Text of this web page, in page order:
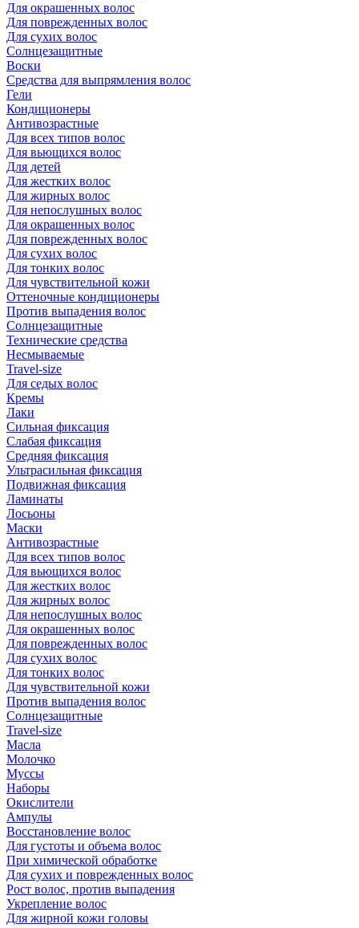
Для окрашенных волос
Для поврежденных волос
Для сухих волос
Солнцезащитные
Воски
Средства для выпрямления волос
Гели
Кондиционеры
Антивозрастные
Для всех типов волос
Для вьющихся волос
Для детей
Для жестких волос
Для жирных волос
Для непослушных волос
Для окрашенных волос
Для поврежденных волос
Для сухих волос
Для тонких волос
Для чувствительной кожи
Оттеночные кондиционеры
Против выпадения волос
Солнцезащитные
Технические средства
Несмываемые
Travel-size
Для седых волос
Кремы
Лаки
Сильная фиксация
Слабая фиксация
Средняя фиксация
Ультрасильная фиксация
Подвижная фиксация
Ламинаты
Лосьоны
Маски
Антивозрастные
Для всех типов волос
Для вьющихся волос
Для жестких волос
Для жирных волос
Для непослушных волос
Для окрашенных волос
Для поврежденных волос
Для сухих волос
Для тонких волос
Для чувствительной кожи
Против выпадения волос
Солнцезащитные
Travel-size
Масла
Молочко
Муссы
Наборы
Окислители
Ампулы
Восстановление волос
Для густоты и объема волос
При химической обработке
Для сухих и поврежденных волос
Рост волос, против выпадения
Укрепление волос
Для жирной кожи головы